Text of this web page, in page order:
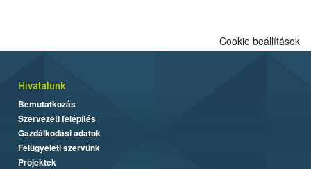
folytatódik a növények fejlődésének nyomonkövetésével.
Cookie beállítások
Hivatalunk
Bemutatkozás
Szervezeti felépítés
Gazdálkodási adatok
Felügyeleti szervünk
Projektek